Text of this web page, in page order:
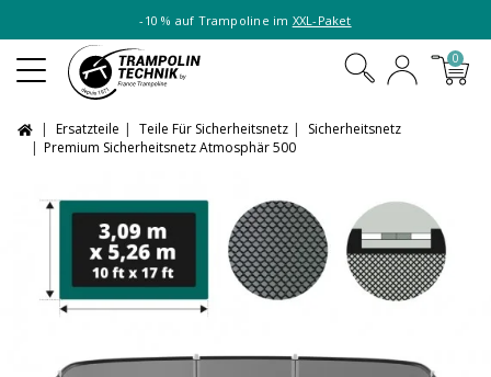
-10 % auf Trampoline im XXL-Paket
0
Ersatzteile Teile Für Sicherheitsnetz
Sicherheitsnetz
Premium Sicherheitsnetz Atmosphär 500